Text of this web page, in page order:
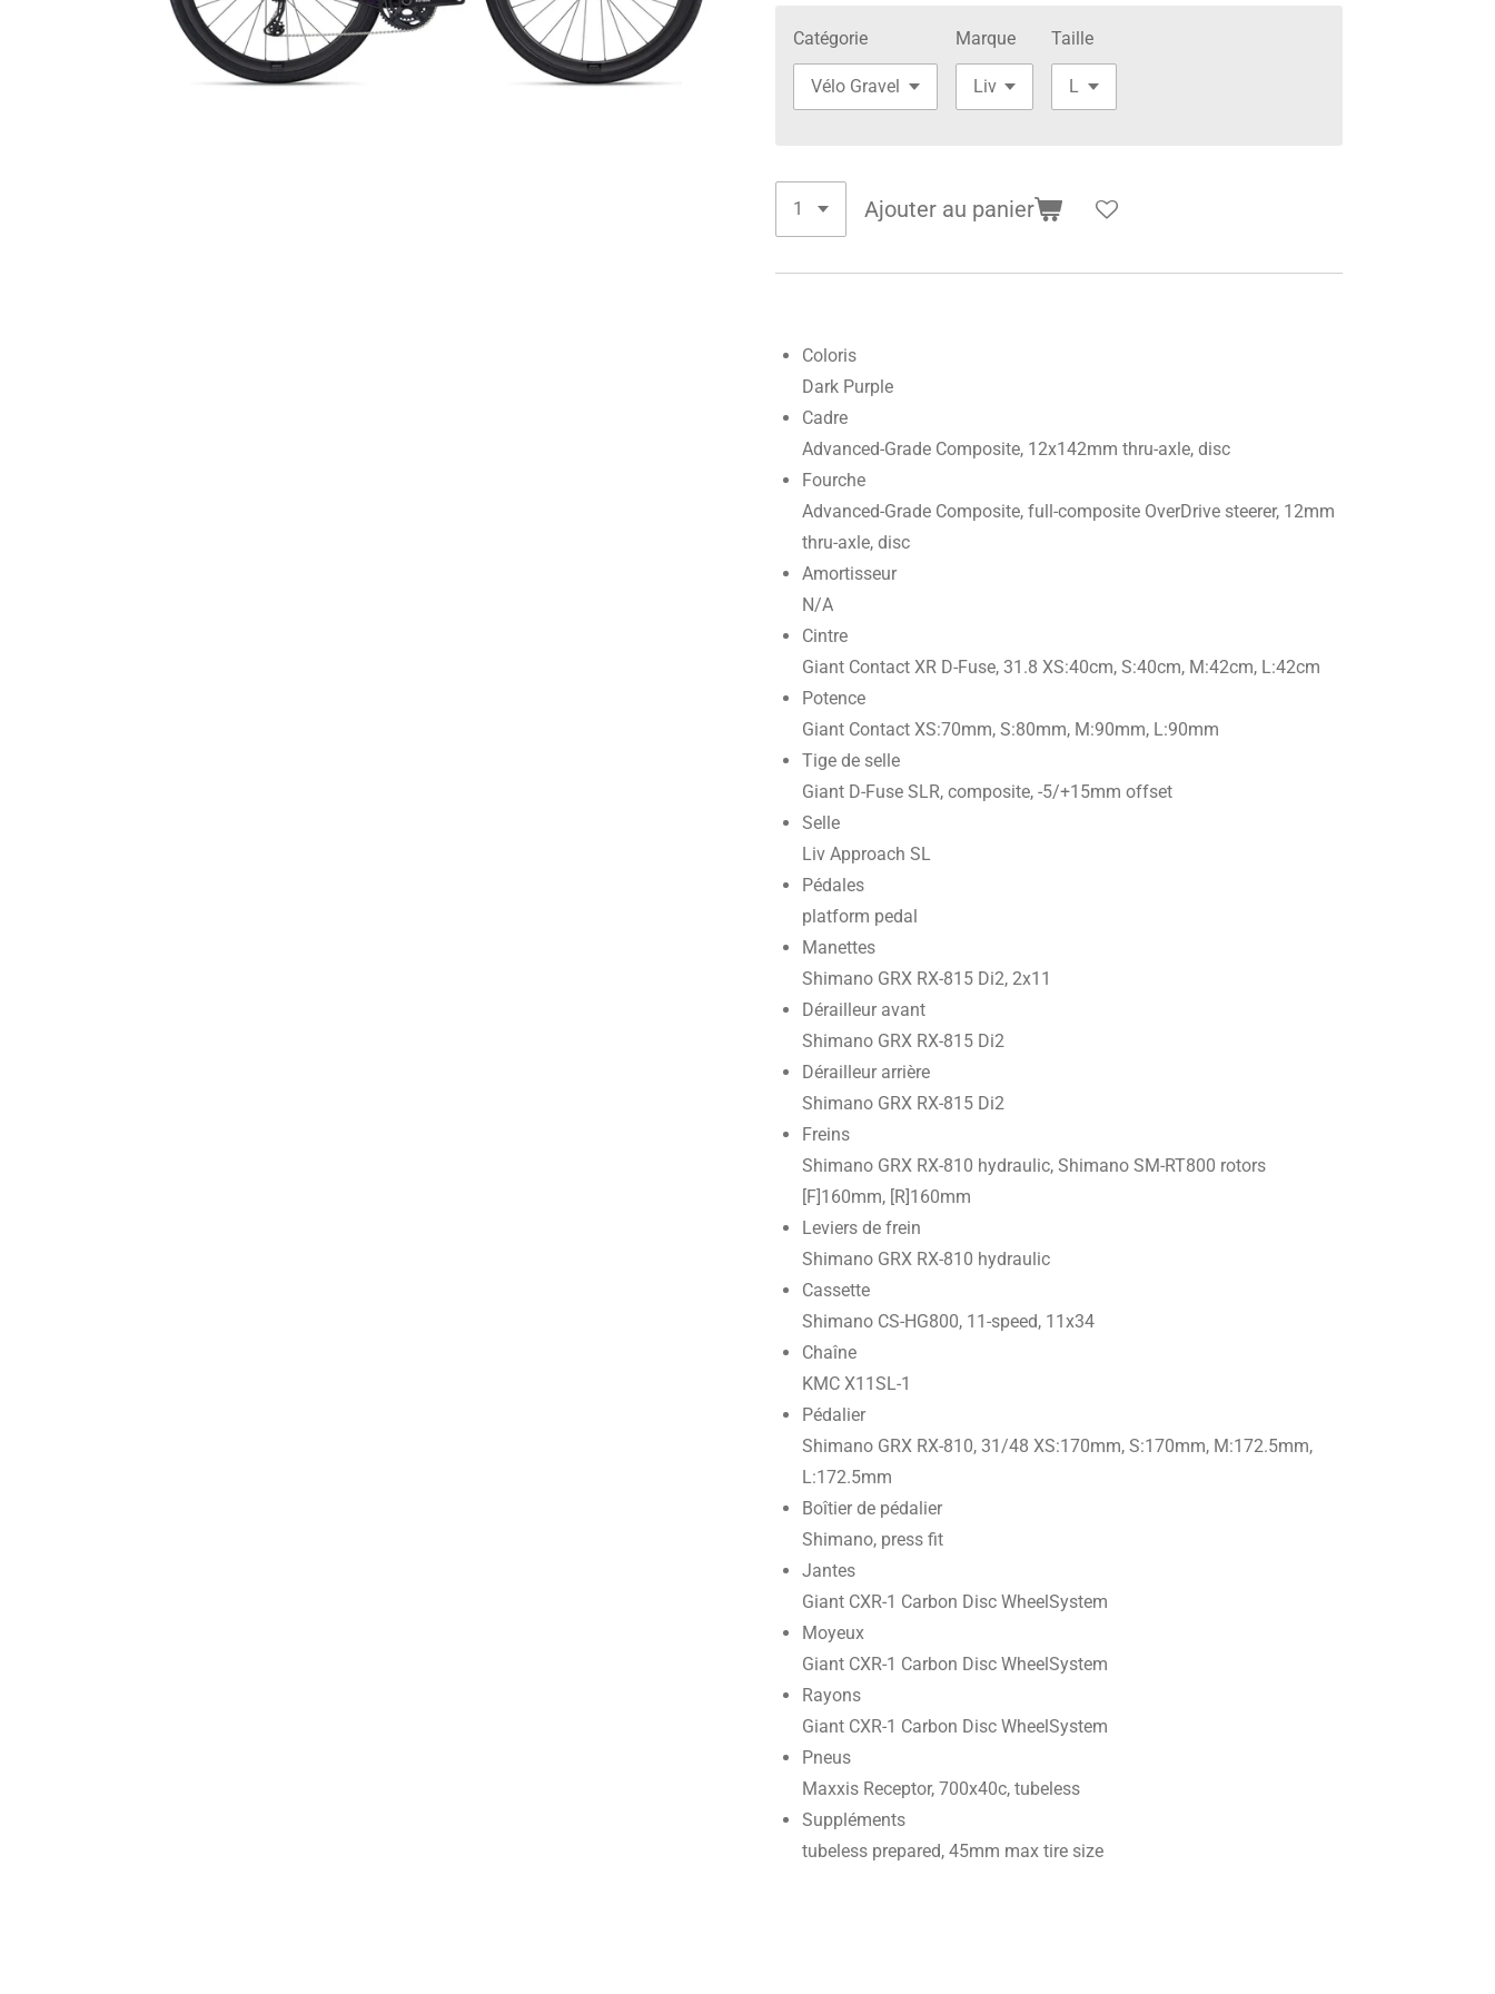
Catégorie Marque Taille
Ajouter au panier
Coloris
Dark Purple
Cadre
Advanced-Grade Composite, 12x142mm thru-axle, disc
Fourche
Advanced-Grade Composite, full-composite OverDrive steerer, 12mm
thru-axle, disc
Amortisseur
N/A
Cintre
Giant Contact XR D-Fuse, 31.8 XS:40cm, S:40cm, M:42cm, L:42cm
Potence
Giant Contact XS:70mm, S:80mm, M:90mm, L:90mm
Tige de selle
Giant D-Fuse SLR, composite, -5/+15mm offset
Selle
Liv Approach SL
Pédales
platform pedal
Manettes
Shimano GRX RX-815 Di2, 2x11
Dérailleur avant
Shimano GRX RX-815 Di2
Dérailleur arrière
Shimano GRX RX-815 Di2
Freins
Shimano GRX RX-810 hydraulic, Shimano SM-RT800 rotors
[F]160mm, [R]160mm
Leviers de frein
Shimano GRX RX-810 hydraulic
Cassette
Shimano CS-HG800, 11-speed, 11x34
Chaîne
KMC X11SL-1
Pédalier
Shimano GRX RX-810, 31/48 XS:170mm, S:170mm, M:172.5mm,
L:172.5mm
Boîtier de pédalier
Shimano, press fit
Jantes
Giant CXR-1 Carbon Disc WheelSystem
Moyeux
Giant CXR-1 Carbon Disc WheelSystem
Rayons
Giant CXR-1 Carbon Disc WheelSystem
Pneus
Maxxis Receptor, 700x40c, tubeless
Suppléments
tubeless prepared, 45mm max tire size